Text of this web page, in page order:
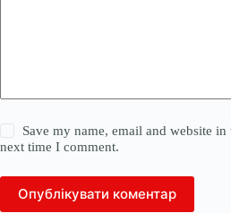
Save my name, email and website
next time I comment.
Опублікувати коментар